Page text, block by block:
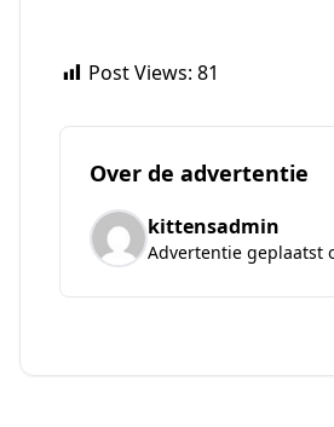
Post Views: 81
Over de advertentie
kittensadmin
Advertentie geplaatst